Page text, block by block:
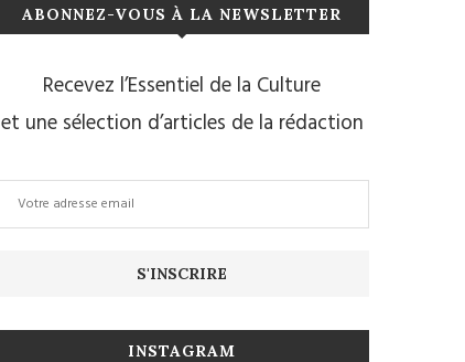
ABONNEZ-VOUS À LA NEWSLETTER
Recevez l’Essentiel de la Culture
et une sélection d’articles de la rédaction
INSTAGRAM